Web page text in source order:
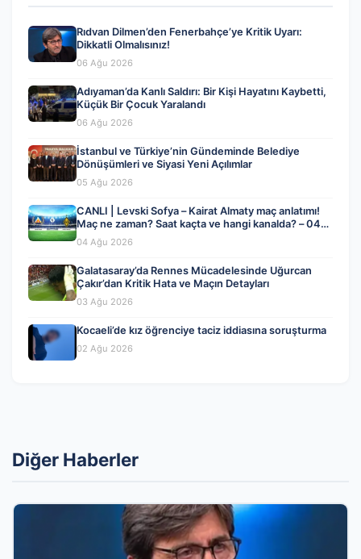
Rıdvan Dilmen’den Fenerbahçe’ye Kritik Uyarı:
Dikkatli Olmalısınız!
06 Ağu 2026
Adıyaman’da Kanlı Saldırı: Bir Kişi Hayatını Kaybetti,
Küçük Bir Çocuk Yaralandı
06 Ağu 2026
İstanbul ve Türkiye’nin Gündeminde Belediye
Dönüşümleri ve Siyasi Yeni Açılımlar
05 Ağu 2026
CANLI | Levski Sofya – Kairat Almaty maç anlatımı!
Maç ne zaman? Saat kaçta ve hangi kanalda? – 04
Ağustos 2026
04 Ağu 2026
Galatasaray’da Rennes Mücadelesinde Uğurcan
Çakır’dan Kritik Hata ve Maçın Detayları
03 Ağu 2026
Kocaeli’de kız öğrenciye taciz iddiasına soruşturma
02 Ağu 2026
Diğer Haberler